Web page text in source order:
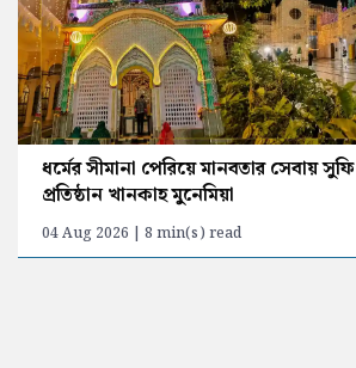
ধর্মের সীমানা পেরিয়ে মানবতার সেবায়
প্রতিষ্ঠান খানকাহ মুনেমিয়া
04 Aug 2026 | 8 min(s) read